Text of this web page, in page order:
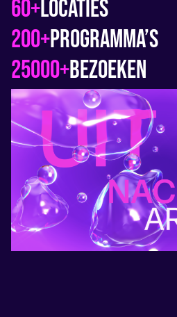
60+Locaties
200+Programma’s
25000+bezoeken